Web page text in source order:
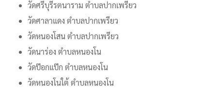
วัดศรีบุรีรตนาราม ตำบลปากเพรียว
วัดศาลาแดง ตำบลปากเพรียว
วัดหนองโสน ตำบลปากเพรียว
วัดนาร่อง ตำบลหนองโน
วัดป๊อกแป๊ก ตำบลหนองโน
วัดหนองโนใต้ ตำบลหนองโน